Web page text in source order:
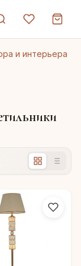
и интерьера